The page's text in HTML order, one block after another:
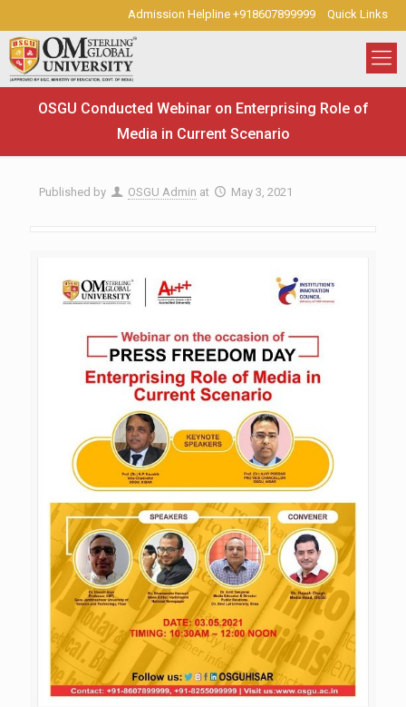
Admission Helpline +918607899999 Quick Links
OSGU Conducted Webinar on Enterprising Role of
Media in Current Scenario
Published by OSGU Admin at May 3, 2021